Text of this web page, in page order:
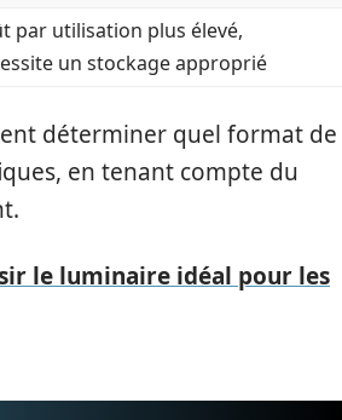
par utilisation plus élevé,
un stockage approprié
déterminer quel format de
en tenant compte du
le luminaire idéal pour les